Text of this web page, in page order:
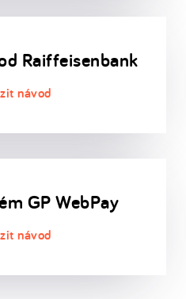
Raiffeisenbank
GP WebPay